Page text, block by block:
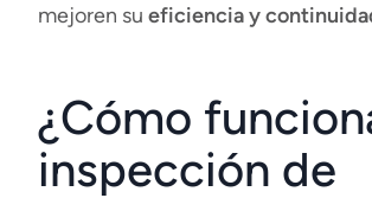
mejoren su eficiencia y
¿Cómo
inspección de